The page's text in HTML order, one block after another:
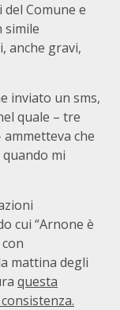
Comune e
simile
anche gravi,
inviato un sms,
quale – tre
che
mi
cui “Arnone è
mattina degli
questa